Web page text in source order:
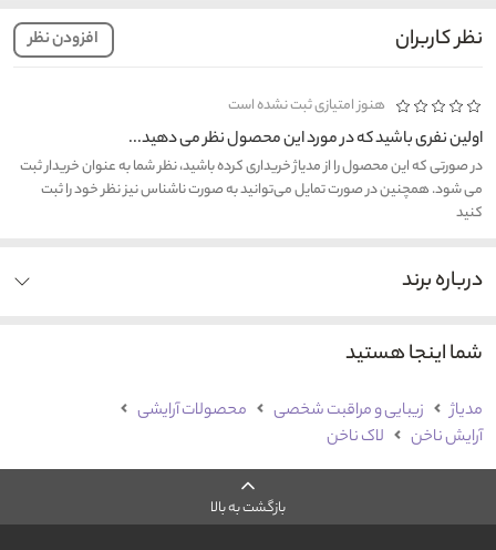
نظر کاربران افزودن نظر
هنوز امتیازی ثبت نشده است
اولین نفری باشید که در مورد این محصول نظر می دهید...
در صورتی که این محصول را از مدیاژ خریداری کرده باشید، نظر شما به عنوان خریدار ثبت
می شود. همچنین در صورت تمایل می‌توانید به صورت ناشناس نیز نظر خود را ثبت
کنید
درباره برند
شما اینجا هستید
مدیاژ زیبایی و مراقبت شخصی
محصولات آرایشی
آرایش ناخن
لاک ناخن
بازگشت به بالا